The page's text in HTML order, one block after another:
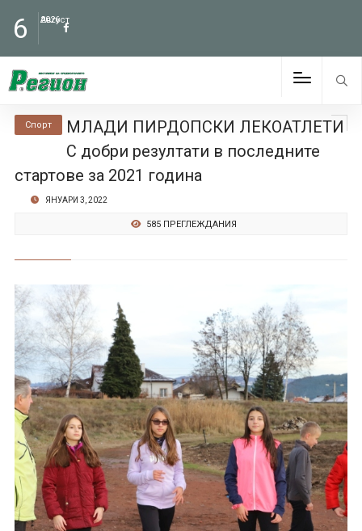
6 Август
2026
Спорт
МЛАДИ ПИРДОПСКИ ЛЕКОАТЛЕТИ
С добри резултати в последните
стартове за 2021 година
ЯНУАРИ 3, 2022
585 ПРЕГЛЕЖДАНИЯ